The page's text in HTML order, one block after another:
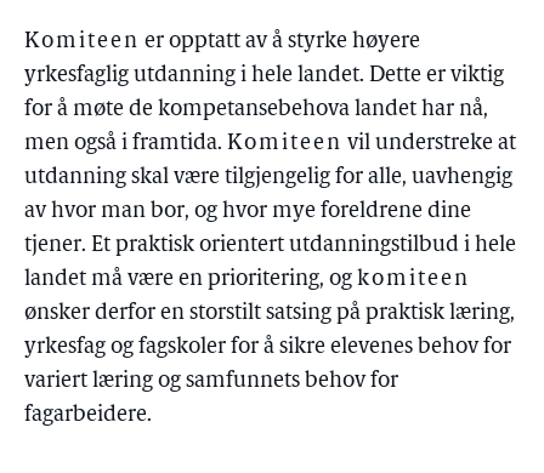
Komiteen er opptatt av å styrke høyere
yrkesfaglig utdanning i hele landet. Dette er viktig
for å møte de kompetansebehova landet har nå,
men også i framtida. Komiteen vil understreke at
utdanning skal være tilgjengelig for alle, uavhengig
av hvor man bor, og hvor mye foreldrene dine
tjener. Et praktisk orientert utdanningstilbud i hele
landet må være en prioritering, og komiteen
ønsker derfor en storstilt satsing på praktisk læring,
yrkesfag og fagskoler for å sikre elevenes behov for
variert læring og samfunnets behov for
fagarbeidere.